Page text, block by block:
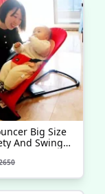
Big Size
And Swing